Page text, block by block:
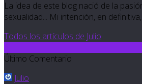
La idea de este blog nació de la
sexualidad... Mi intención, en
Todos los artículos de Julio
Último Comentario
Julio